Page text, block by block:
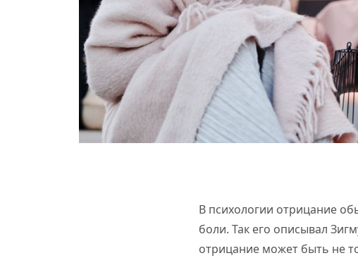
В психологии отрицание
боли. Так его описывал
отрицание может быть не